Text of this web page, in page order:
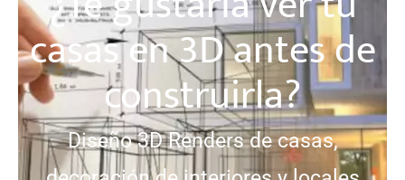
casas en 3D antes de
construirla?
Diseño 3D Renders de casas,